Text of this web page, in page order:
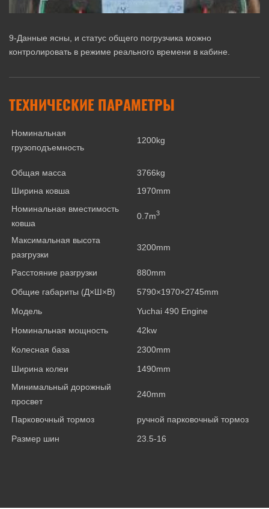
9-Данные ясны, и статус общего погрузчика можно
контролировать в режиме реального времени в кабине.
ТЕХНИЧЕСКИЕ ПАРАМЕТРЫ
Номинальная
грузоподъемность
1200kg
Общая масса
3766kg
Ширина ковша
1970mm
Номинальная вместимость
ковша
0.7m3
Максимальная высота
разгрузки
3200mm
Расстояние разгрузки
880mm
Общие габариты (Д×Ш×В)
5790×1970×2745mm
Модель
Yuchai 490 Engine
Номинальная мощность
42kw
Колесная база
2300mm
Ширина колеи
1490mm
Минимальный дорожный
просвет
240mm
Парковочный тормоз
ручной парковочный тормоз
Размер шин
23.5-16